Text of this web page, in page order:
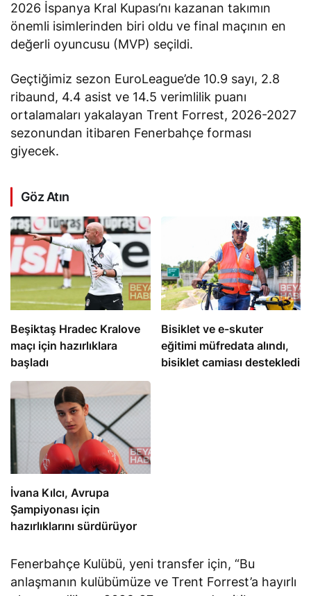
2026 İspanya Kral Kupası’nı kazanan takımın
önemli isimlerinden biri oldu ve final maçının en
değerli oyuncusu (MVP) seçildi.
Geçtiğimiz sezon EuroLeague’de 10.9 sayı, 2.8
ribaund, 4.4 asist ve 14.5 verimlilik puanı
ortalamaları yakalayan Trent Forrest, 2026-2027
sezonundan itibaren Fenerbahçe forması
giyecek.
Göz Atın
Beşiktaş Hradec Kralove
maçı için hazırlıklara
başladı
Bisiklet ve e-skuter
eğitimi müfredata alındı,
bisiklet camiası destekledi
İvana Kılcı, Avrupa
Şampiyonası için
hazırlıklarını sürdürüyor
Fenerbahçe Kulübü, yeni transfer için, “Bu
anlaşmanın kulübümüze ve Trent Forrest’a hayırlı